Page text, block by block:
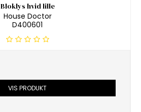
Bloklys hvid lille
House Doctor
D400601
VIS PRODUKT